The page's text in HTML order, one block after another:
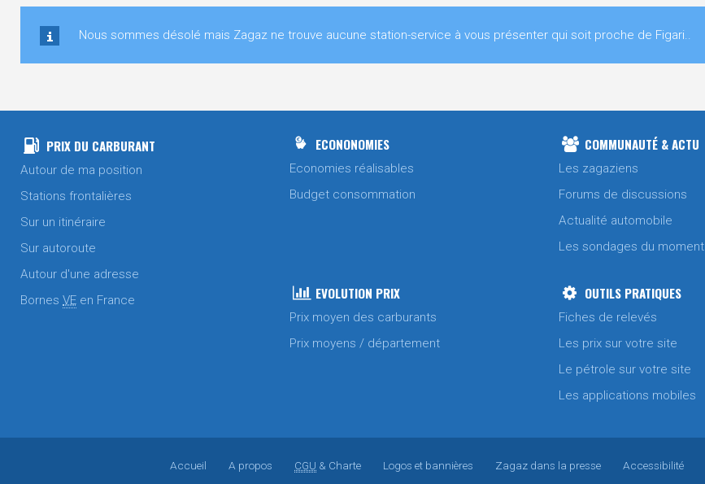
Nous sommes désolé mais Zagaz ne trouve aucune station-service à vous présenter qui soit proche de Figari..
PRIX DU CARBURANT
Autour de ma position
Stations frontalières
Sur un itinéraire
Sur autoroute
Autour d'une adresse
Bornes VE en France
ECONONOMIES
Economies réalisables
Budget consommation
COMMUNAUTÉ & ACTU
Les zagaziens
Forums de discussions
Actualité automobile
Les sondages du moment
EVOLUTION PRIX
Prix moyen des carburants
Prix moyens / département
OUTILS PRATIQUES
Fiches de relevés
Les prix sur votre site
Le pétrole sur votre site
Les applications mobiles
Accueil A propos CGU & Charte Logos et bannières Zagaz dans la presse Accessibilité